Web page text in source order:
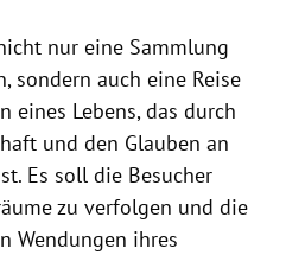
nur eine Sammlung
sondern auch eine Reise
eines Lebens, das durch
und den Glauben an
Es soll die Besucher
zu verfolgen und die
Wendungen ihres